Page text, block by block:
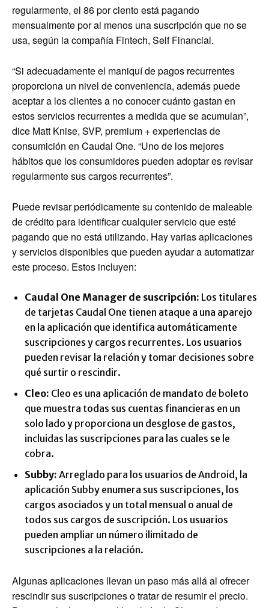
regularmente, el 86 por ciento está pagando
mensualmente por al menos una suscripción que no se
usa, según la compañía Fintech, Self Financial.
“Si adecuadamente el maniquí de pagos recurrentes
proporciona un nivel de conveniencia, además puede
aceptar a los clientes a no conocer cuánto gastan en
estos servicios recurrentes a medida que se acumulan”,
dice Matt Knise, SVP, premium + experiencias de
consumición en Caudal One. “Uno de los mejores
hábitos que los consumidores pueden adoptar es revisar
regularmente sus cargos recurrentes”.
Puede revisar periódicamente su contenido de maleable
de crédito para identificar cualquier servicio que esté
pagando que no está utilizando. Hay varias aplicaciones
y servicios disponibles que pueden ayudar a automatizar
este proceso. Estos incluyen:
Caudal One Manager de suscripción: Los titulares
de tarjetas Caudal One tienen ataque a una aparejo
en la aplicación que identifica automáticamente
suscripciones y cargos recurrentes. Los usuarios
pueden revisar la relación y tomar decisiones sobre
qué surtir o rescindir.
Cleo: Cleo es una aplicación de mandato de boleto
que muestra todas sus cuentas financieras en un
solo lado y proporciona un desglose de gastos,
incluidas las suscripciones para las cuales se le
cobra.
Subby: Arreglado para los usuarios de Android, la
aplicación Subby enumera sus suscripciones, los
cargos asociados y un total mensual o anual de
todos sus cargos de suscripción. Los usuarios
pueden ampliar un número ilimitado de
suscripciones a la relación.
Algunas aplicaciones llevan un paso más allá al ofrecer
rescindir sus suscripciones o tratar de resumir el precio.